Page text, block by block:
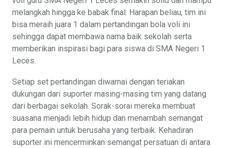
melangkah hingga ke babak final. Harapan beliau, tim ini
bisa meraih juara 1 dalam pertandingan bola voli ini
sehingga dapat membawa nama baik sekolah serta
memberikan inspirasi bagi para siswa di SMA Negeri 1
Leces.
Setiap set pertandingan diwarnai dengan teriakan
dukungan dari suporter masing-masing tim yang datang
dari berbagai sekolah. Sorak-sorai mereka membuat
suasana menjadi lebih hidup dan menambah semangat
para pemain untuk berusaha yang terbaik. Kehadiran
suporter ini mencerminkan semangat persatuan di antara